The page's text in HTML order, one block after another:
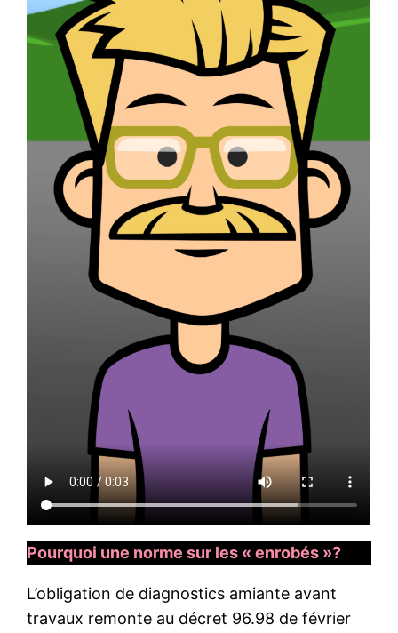
Pourquoi une norme sur les « enrobés »?
L’obligation de diagnostics amiante avant
travaux remonte au décret 96.98 de février